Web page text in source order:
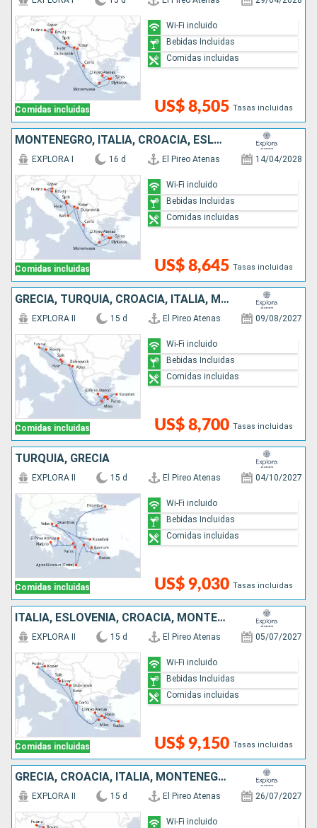
Comidas incluidas US$ 8,505 Tasas incluidas
Wi-Fi incluido
Bebidas Incluidas
Comidas incluidas
MONTENEGRO, ITALIA, CROACIA, ESLOVENIA, GRECIA
Comidas incluidas
EXPLORA I 16 d El Pireo Atenas 14/04/2028
US$ 8,645 Tasas incluidas
Wi-Fi incluido
Bebidas Incluidas
Comidas incluidas
GRECIA, TURQUÍA, CROACIA, ITALIA, MONTENEGRO
Comidas incluidas
EXPLORA II 15 d El Pireo Atenas 09/08/2027
US$ 8,700 Tasas incluidas
Wi-Fi incluido
Bebidas Incluidas
Comidas incluidas
TURQUÍA, GRECIA
Comidas incluidas
EXPLORA II 15 d El Pireo Atenas 04/10/2027
US$ 9,030 Tasas incluidas
Wi-Fi incluido
Bebidas Incluidas
Comidas incluidas
ITALIA, ESLOVENIA, CROACIA, MONTENEGRO, GRECIA
Comidas incluidas
EXPLORA II 15 d El Pireo Atenas 05/07/2027
US$ 9,150 Tasas incluidas
Wi-Fi incluido
Bebidas Incluidas
Comidas incluidas
GRECIA, CROACIA, ITALIA, MONTENEGRO
EXPLORA II 15 d El Pireo Atenas 26/07/2027
Wi-Fi incluido